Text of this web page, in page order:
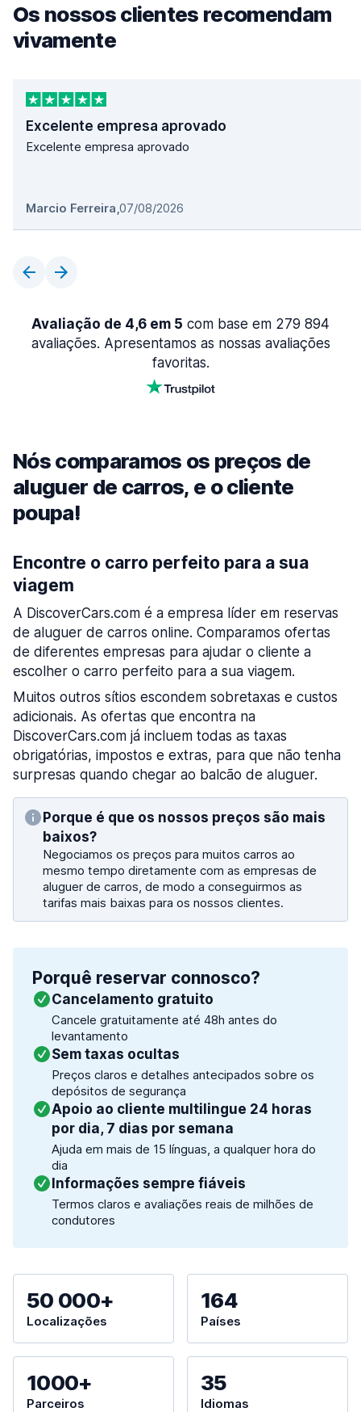
Os nossos clientes recomendam
vivamente
Excelente empresa aprovado
Excelente empresa aprovado
Marcio Ferreira,07/08/2026
Avaliação de 4,6 em 5 com base em 279 894
avaliações. Apresentamos as nossas avaliações
favoritas.
Nós comparamos os preços de
aluguer de carros, e o cliente
poupa!
Encontre o carro perfeito para a sua
viagem
A DiscoverCars.com é a empresa líder em reservas
de aluguer de carros online. Comparamos ofertas
de diferentes empresas para ajudar o cliente a
escolher o carro perfeito para a sua viagem.
Muitos outros sítios escondem sobretaxas e custos
adicionais. As ofertas que encontra na
DiscoverCars.com já incluem todas as taxas
obrigatórias, impostos e extras, para que não tenha
surpresas quando chegar ao balcão de aluguer.
Porque é que os nossos preços são mais
baixos?
Negociamos os preços para muitos carros ao
mesmo tempo diretamente com as empresas de
aluguer de carros, de modo a conseguirmos as
tarifas mais baixas para os nossos clientes.
Porquê reservar connosco?
Cancelamento gratuito
Cancele gratuitamente até 48h antes do
levantamento
Sem taxas ocultas
Preços claros e detalhes antecipados sobre os
depósitos de segurança
Apoio ao cliente multilingue 24 horas
por dia, 7 dias por semana
Ajuda em mais de 15 línguas, a qualquer hora do
dia
Informações sempre fiáveis
Termos claros e avaliações reais de milhões de
condutores
50 000+
Localizações
164
Países
1000+
Parceiros
35
Idiomas